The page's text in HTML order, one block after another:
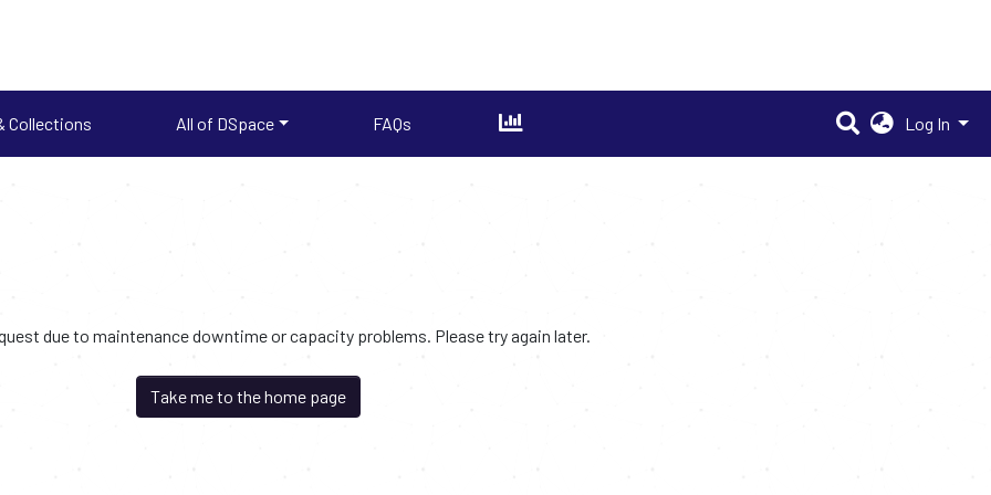
Collections All of DSpace FAQs Log In
due to maintenance downtime or capacity problems. Please try again later.
Take me to the home page